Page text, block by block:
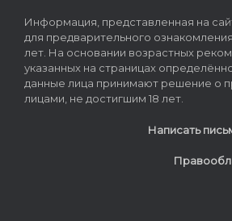
Информация, представленная на
для предварительного
лет. На основании возрастных
указанных на страницах
данные лица принимают решение о
лицами, не достигшим 18 лет.
Написать